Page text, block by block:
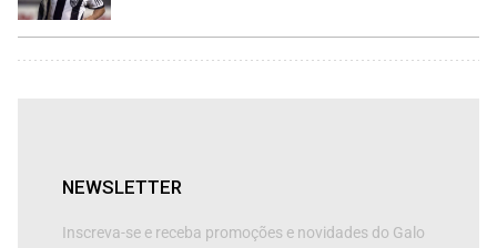
NEWSLETTER
Inscreva-se e receba promoções e novidades do Galo